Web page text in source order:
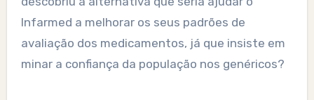
Infarmed a melhorar os seus padrões de
avaliação dos medicamentos, já que insiste em
minar a confiança da população nos genéricos?